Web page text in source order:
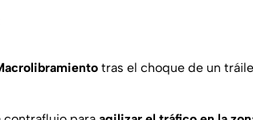
tras el choque de un